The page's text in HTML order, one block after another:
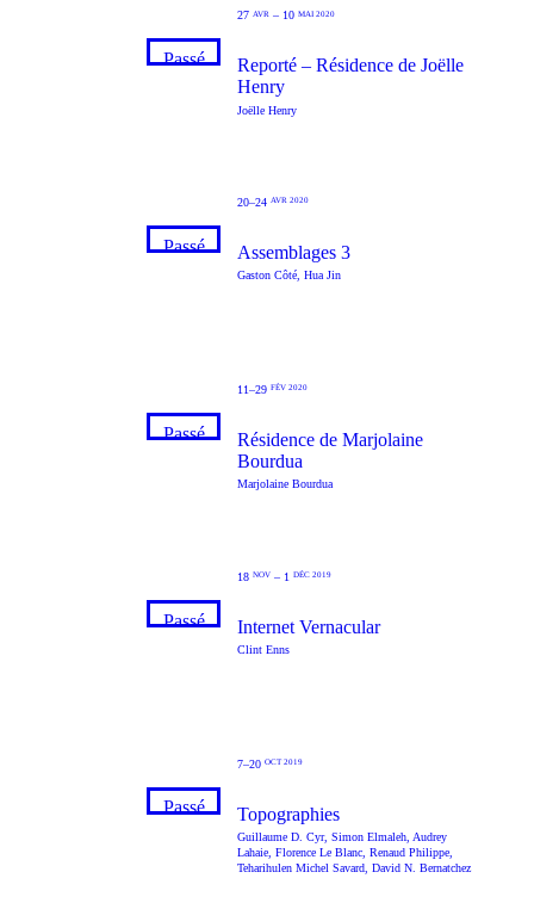
27 AVR – 10 MAI 2020
Passé
Reporté – Résidence de Joëlle
Henry
Joëlle Henry
20–24 AVR 2020
Passé Assemblages 3
Gaston Côté, Hua Jin
11–29 FÉV 2020
Passé
Résidence de Marjolaine
Bourdua
Marjolaine Bourdua
18 NOV – 1 DÉC 2019
Passé Internet Vernacular
Clint Enns
7–20 OCT 2019
Passé Topographies
Guillaume D. Cyr, Simon Elmaleh, Audrey
Lahaie, Florence Le Blanc, Renaud Philippe,
Teharihulen Michel Savard, David N. Bernatchez